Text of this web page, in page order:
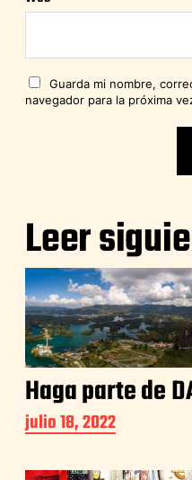
Guarda mi nombre,
navegador para la próxima
Leer
Haga parte de
julio 18, 2022